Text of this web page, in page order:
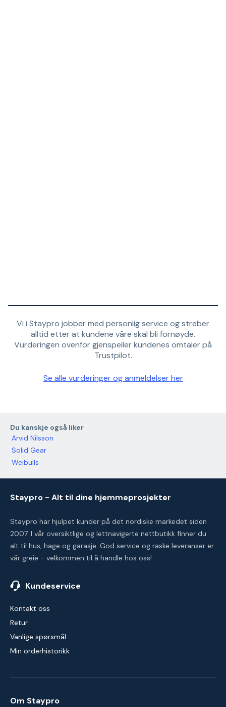
Vi i Staypro jobber med personlig service og streber
alltid etter at kundene våre skal bli fornøyde.
Vurderingen ovenfor gjenspeiler kundenes omtaler på
Trustpilot.
Se alle vurderinger og anmeldelser her
Du kanskje også liker
Arvid Nilsson
Solid Gear
Weibulls
Staypro - Alt til dine hjemmeprosjekter
Staypro har hjulpet kunder på det nordiske markedet siden
2007. I vår oversiktlige og lettnavigerte nettbutikk finner du
alt til hus, hage og garasje. God service og raske leveranser er
vår greie - velkommen til å handle hos oss!
Kundeservice
Kontakt oss
Retur
Vanlige spørsmål
Min orderhistorikk
Om Staypro